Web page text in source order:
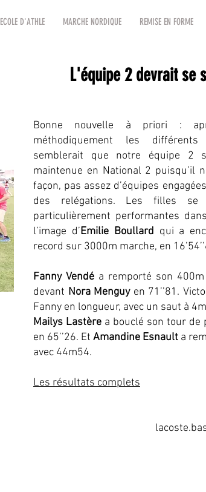
ECOLE D'ATHLE MARCHE NORDIQUE REMISE EN FORME
L'équipe 2 devrait se
Bonne nouvelle à priori :
méthodiquement les
semblerait que notre équipe 2
maintenue en National 2 puisqu’il
façon, pas assez d’équipes
des relégations. Les filles se
particulièrement performantes
l’image d’Emilie Boullard qui a
record sur 3000m marche, en
Fanny Vendé a remporté son 400m
devant Nora Menguyen 71’’81.
Fanny en longueur, avec un saut à
Mailys Lastère a bouclé son tour de
en 65’’26. Et Amandine Esnault a
avec 44m54.
Les résultats complets